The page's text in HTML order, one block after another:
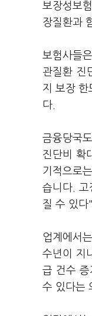
보장성보
장질환과
보험사들
관질환 진
지 보장 한
다.
금융당국
진단비 확
기적으로
습니다. 고
질 수 있다
업계에서
수년이 지
급 건수 증
수 있다는